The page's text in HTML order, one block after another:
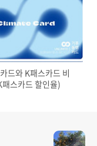
드와 K패스카드 비
스카드 할인율)